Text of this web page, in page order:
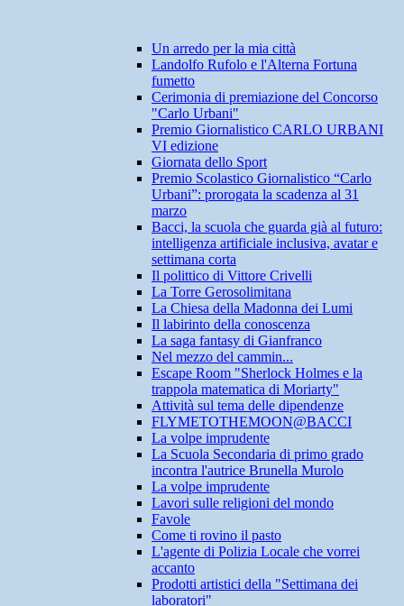
Un arredo per la mia città
Landolfo Rufolo e l'Alterna Fortuna
fumetto
Cerimonia di premiazione del Concorso
"Carlo Urbani"
Premio Giornalistico CARLO URBANI
VI edizione
Giornata dello Sport
Premio Scolastico Giornalistico “Carlo
Urbani”: prorogata la scadenza al 31
marzo
Bacci, la scuola che guarda già al futuro:
intelligenza artificiale inclusiva, avatar e
settimana corta
Il polittico di Vittore Crivelli
La Torre Gerosolimitana
La Chiesa della Madonna dei Lumi
Il labirinto della conoscenza
La saga fantasy di Gianfranco
Nel mezzo del cammin...
Escape Room "Sherlock Holmes e la
trappola matematica di Moriarty"
Attività sul tema delle dipendenze
FLYMETOTHEMOON@BACCI
La volpe imprudente
La Scuola Secondaria di primo grado
incontra l'autrice Brunella Murolo
La volpe imprudente
Lavori sulle religioni del mondo
Favole
Come ti rovino il pasto
L'agente di Polizia Locale che vorrei
accanto
Prodotti artistici della "Settimana dei
laboratori"